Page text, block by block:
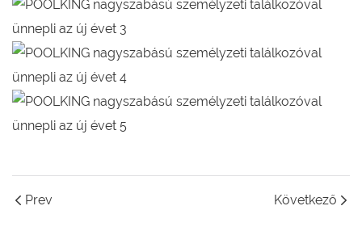
Prev Következő